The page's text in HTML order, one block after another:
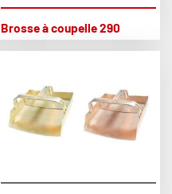
Brosse à coupelle 290